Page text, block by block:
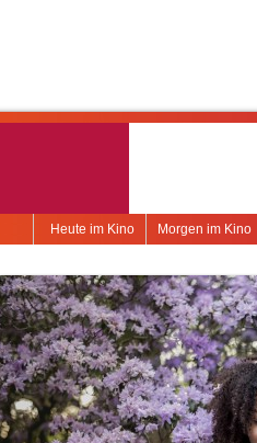
Morgen im Kino
Heute im Kino